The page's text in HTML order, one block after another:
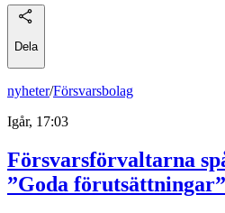
Dela
nyheter/Försvarsbolag
Igår, 17:03
Försvarsförvaltarna
”Goda förutsättningar”